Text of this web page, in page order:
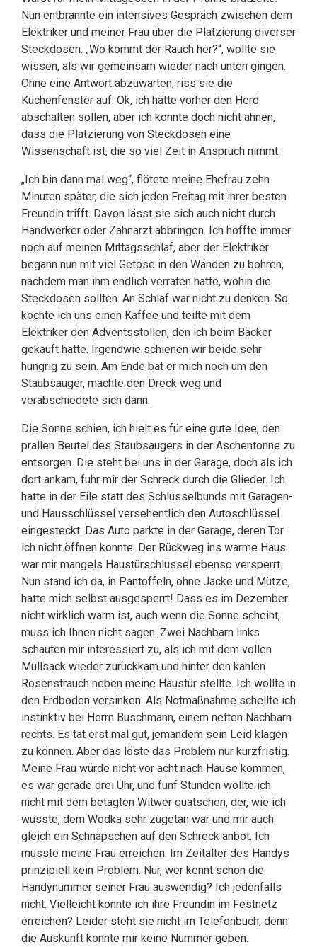
Nun entbrannte ein intensives Gespräch zwischen dem
Elektriker und meiner Frau über die Platzierung diverser
Steckdosen. „Wo kommt der Rauch her?“, wollte sie
wissen, als wir gemeinsam wieder nach unten gingen.
Ohne eine Antwort abzuwarten, riss sie die
Küchenfenster auf. Ok, ich hätte vorher den Herd
abschalten sollen, aber ich konnte doch nicht ahnen,
dass die Platzierung von Steckdosen eine
Wissenschaft ist, die so viel Zeit in Anspruch nimmt.
„Ich bin dann mal weg“, flötete meine Ehefrau zehn
Minuten später, die sich jeden Freitag mit ihrer besten
Freundin trifft. Davon lässt sie sich auch nicht durch
Handwerker oder Zahnarzt abbringen. Ich hoffte immer
noch auf meinen Mittagsschlaf, aber der Elektriker
begann nun mit viel Getöse in den Wänden zu bohren,
nachdem man ihm endlich verraten hatte, wohin die
Steckdosen sollten. An Schlaf war nicht zu denken. So
kochte ich uns einen Kaffee und teilte mit dem
Elektriker den Adventsstollen, den ich beim Bäcker
gekauft hatte. Irgendwie schienen wir beide sehr
hungrig zu sein. Am Ende bat er mich noch um den
Staubsauger, machte den Dreck weg und
verabschiedete sich dann.
Die Sonne schien, ich hielt es für eine gute Idee, den
prallen Beutel des Staubsaugers in der Aschentonne zu
entsorgen. Die steht bei uns in der Garage, doch als ich
dort ankam, fuhr mir der Schreck durch die Glieder. Ich
hatte in der Eile statt des Schlüsselbunds mit Garagen-
und Hausschlüssel versehentlich den Autoschlüssel
eingesteckt. Das Auto parkte in der Garage, deren Tor
ich nicht öffnen konnte. Der Rückweg ins warme Haus
war mir mangels Haustürschlüssel ebenso versperrt.
Nun stand ich da, in Pantoffeln, ohne Jacke und Mütze,
hatte mich selbst ausgesperrt! Dass es im Dezember
nicht wirklich warm ist, auch wenn die Sonne scheint,
muss ich Ihnen nicht sagen. Zwei Nachbarn links
schauten mir interessiert zu, als ich mit dem vollen
Müllsack wieder zurückkam und hinter den kahlen
Rosenstrauch neben meine Haustür stellte. Ich wollte in
den Erdboden versinken. Als Notmaßnahme schellte ich
instinktiv bei Herrn Buschmann, einem netten Nachbarn
rechts. Es tat erst mal gut, jemandem sein Leid klagen
zu können. Aber das löste das Problem nur kurzfristig.
Meine Frau würde nicht vor acht nach Hause kommen,
es war gerade drei Uhr, und fünf Stunden wollte ich
nicht mit dem betagten Witwer quatschen, der, wie ich
wusste, dem Wodka sehr zugetan war und mir auch
gleich ein Schnäpschen auf den Schreck anbot. Ich
musste meine Frau erreichen. Im Zeitalter des Handys
prinzipiell kein Problem. Nur, wer kennt schon die
Handynummer seiner Frau auswendig? Ich jedenfalls
nicht. Vielleicht konnte ich ihre Freundin im Festnetz
erreichen? Leider steht sie nicht im Telefonbuch, denn
die Auskunft konnte mir keine Nummer geben.